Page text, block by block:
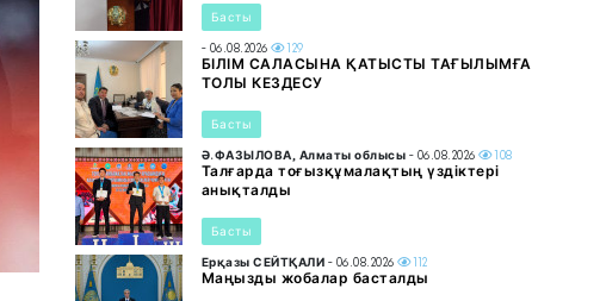
Басты
- 06.08.2026 129
БІЛІМ САЛАСЫНА ҚАТЫСТЫ ТАҒЫЛЫМҒА
ТОЛЫ КЕЗДЕСУ
Басты
Ә.ФАЗЫЛОВА, Алматы облысы - 06.08.2026 108
Талғарда тоғызқұмалақтың үздіктері
анықталды
Басты
Ерқазы СЕЙТҚАЛИ - 06.08.2026 112
Маңызды жобалар басталды